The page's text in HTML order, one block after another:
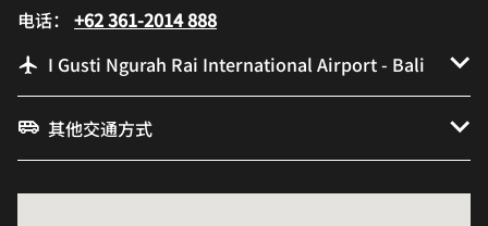
电话： +62 361-2014 888
I Gusti Ngurah Rai International Airport - Bali
其他交通方式